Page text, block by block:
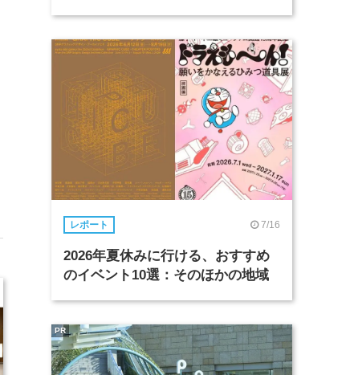
レポート 7/16
2026年夏休みに行ける、おすすめ
のイベント10選：そのほかの地域
PR